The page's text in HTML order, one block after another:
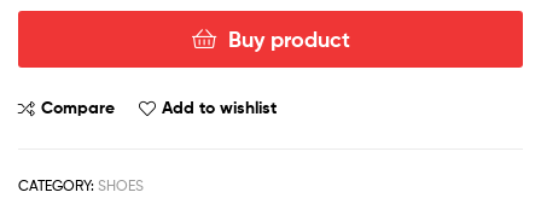
Buy product
Compare Add to wishlist
CATEGORY: SHOES